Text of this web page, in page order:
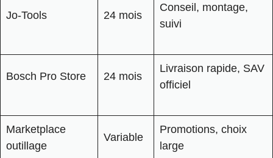
Jo-Tools 24 mois
Conseil, montage,
suivi
Bosch Pro Store 24 mois
Livraison rapide, SAV
officiel
Marketplace
outillage
Variable
Promotions, choix
large